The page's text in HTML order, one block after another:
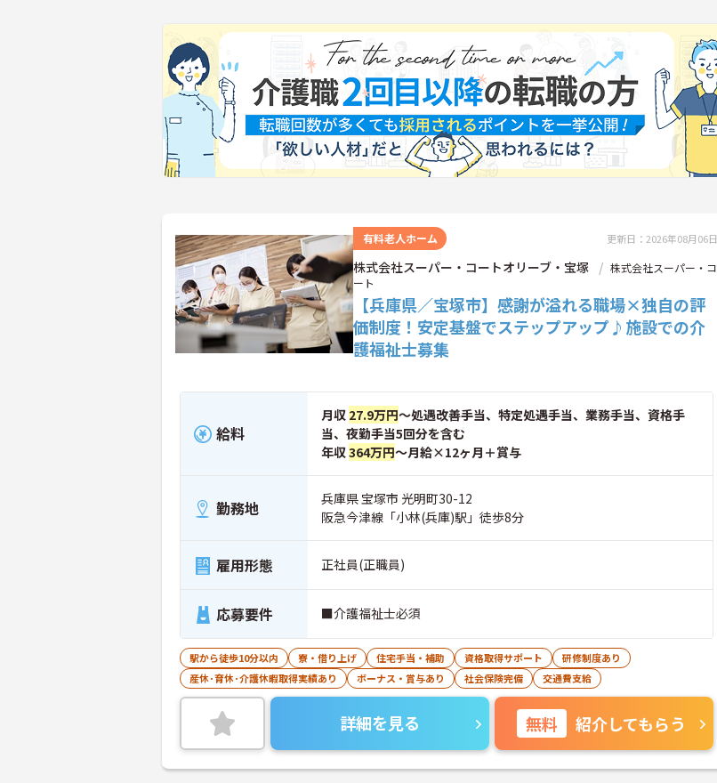
有料老人ホーム 更新日：2026年08月06日
株式会社スーパー・コートオリーブ・宝塚
株式会社スーパー・コ
ート
【兵庫県／宝塚市】感謝が溢れる職場×独自の評
価制度！安定基盤でステップアップ♪施設での介
護福祉士募集
給料
月収 27.9万円～処遇改善手当、特定処遇手当、業務手当、資格手
当、夜勤手当5回分を含む
年収364万円～月給×12ヶ月＋賞与
勤務地
兵庫県 宝塚市 光明町30-12
阪急今津線「小林(兵庫)駅」徒歩8分
雇用形態 正社員(正職員)
応募要件 ■介護福祉士必須
駅から徒歩10分以内 寮・借り上げ 住宅手当・補助 資格取得サポート
研修制度あり
産休･育休･介護休暇取得実績あり
ボーナス・賞与あり 社会保険完備 交通費支給
詳細を見る 無料 紹介してもらう